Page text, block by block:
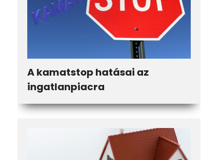
A kamatstop hatásai az
ingatlanpiacra